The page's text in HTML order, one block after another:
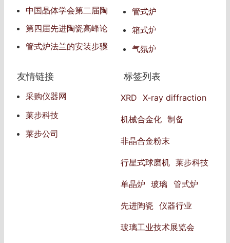
目，发表自己对仪器的见
中国晶体学会第二届陶
瓷青年学术会议
第四届先进陶瓷高峰论
管式炉法兰的安装步骤
管式炉
箱式炉
气氛炉
友情链接
采购仪器网
莱步科技
莱步公司
标签列表
XRD X-ray diffraction
机械合金化 制备
非晶合金粉末
行星式球磨机 莱步科技
单晶炉 玻璃 管式炉
先进陶瓷 仪器行业
玻璃工业技术展览会